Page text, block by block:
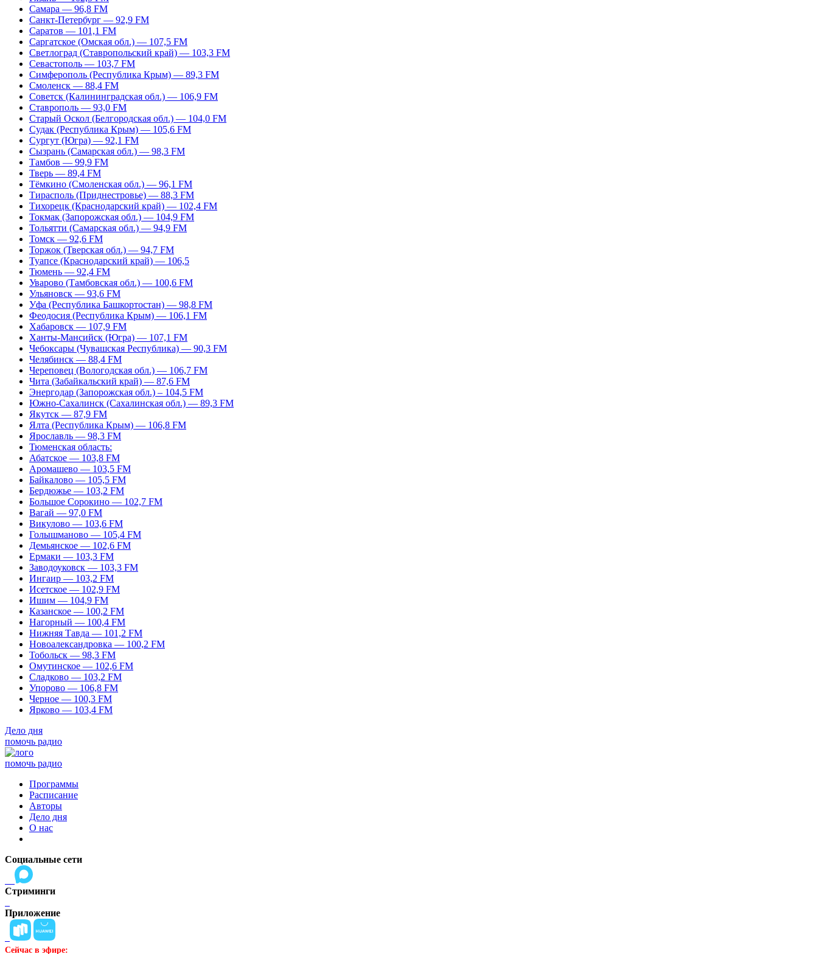
Самара — 96,8 FM
Санкт-Петербург — 92,9 FM
Саратов — 101,1 FM
Саргатское (Омская обл.) — 107,5 FM
Светлоград (Ставропольский край) — 103,3 FM
Севастополь — 103,7 FM
Симферополь (Республика Крым) — 89,3 FM
Смоленск — 88,4 FM
Советск (Калининградская обл.) — 106,9 FM
Ставрополь — 93,0 FM
Старый Оскол (Белгородская обл.) — 104,0 FM
Судак (Республика Крым) — 105,6 FM
Сургут (Югра) — 92,1 FM
Сызрань (Самарская обл.) — 98,3 FM
Тамбов — 99,9 FM
Тверь — 89,4 FM
Тёмкино (Смоленская обл.) — 96,1 FM
Тирасполь (Приднестровье) — 88,3 FM
Тихорецк (Краснодарский край) — 102,4 FM
Токмак (Запорожская обл.) — 104,9 FM
Тольятти (Самарская обл.) — 94,9 FM
Томск — 92,6 FM
Торжок (Тверская обл.) — 94,7 FM
Туапсе (Краснодарский край) — 106,5
Тюмень — 92,4 FM
Уварово (Тамбовская обл.) — 100,6 FM
Ульяновск — 93,6 FM
Уфа (Республика Башкортостан) — 98,8 FM
Феодосия (Республика Крым) — 106,1 FM
Хабаровск — 107,9 FM
Ханты-Мансийск (Югра) — 107,1 FM
Чебоксары (Чувашская Республика) — 90,3 FM
Челябинск — 88,4 FM
Череповец (Вологодская обл.) — 106,7 FM
Чита (Забайкальский край) — 87,6 FM
Энергодар (Запорожская обл.) – 104,5 FM
Южно-Сахалинск (Сахалинская обл.) — 89,3 FM
Якутск — 87,9 FM
Ялта (Республика Крым) — 106,8 FM
Ярославль — 98,3 FM
Тюменская область:
Абатское — 103,8 FM
Аромашево — 103,5 FM
Байкалово — 105,5 FM
Бердюжье — 103,2 FM
Большое Сорокино — 102,7 FM
Вагай — 97,0 FM
Викулово — 103,6 FM
Голышманово — 105,4 FM
Демьянское — 102,6 FM
Ермаки — 103,3 FM
Заводоуковск — 103,3 FM
Ингаир — 103,2 FM
Исетское — 102,9 FM
Ишим — 104,9 FM
Казанское — 100,2 FM
Нагорный — 100,4 FM
Нижняя Тавда — 101,2 FM
Новоалександровка — 100,2 FM
Тобольск — 98,3 FM
Омутинское — 102,6 FM
Сладково — 103,2 FM
Упорово — 106,8 FM
Черное — 100,3 FM
Ярково — 103,4 FM
Дело дня
помочь радио
помочь радио
Программы
Расписание
Авторы
Дело дня
О нас
Социальные сети
Стриминги
Приложение
Сейчас в эфире: